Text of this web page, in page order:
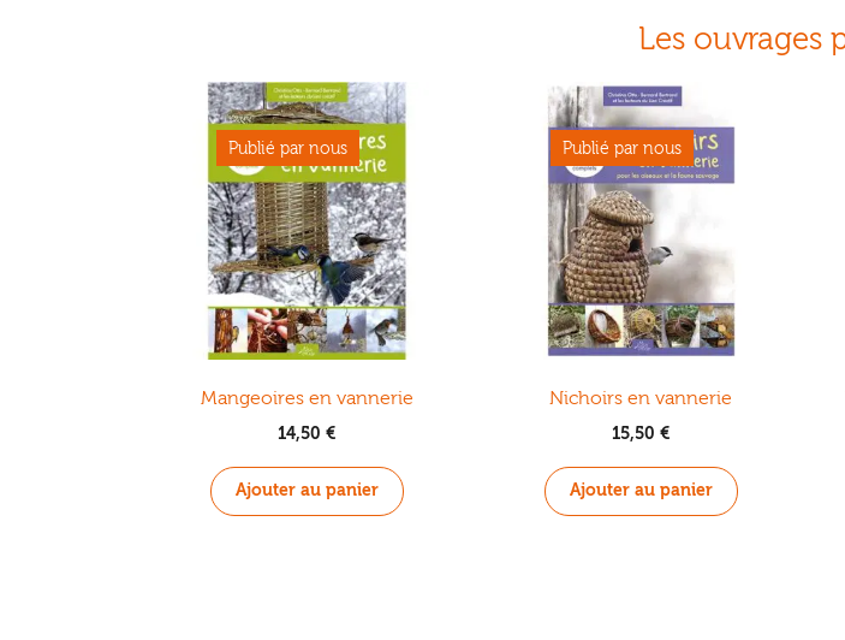
Les ouvrages
Mangeoires en vannerie
14,50€
Ajouter au panier
Nichoirs en vannerie
15,50 €
Ajouter au panier